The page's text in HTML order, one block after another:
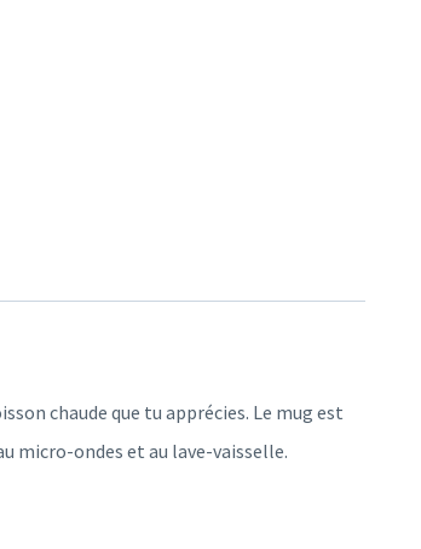
chaude que tu apprécies. Le mug est
micro-ondes et au lave-vaisselle.